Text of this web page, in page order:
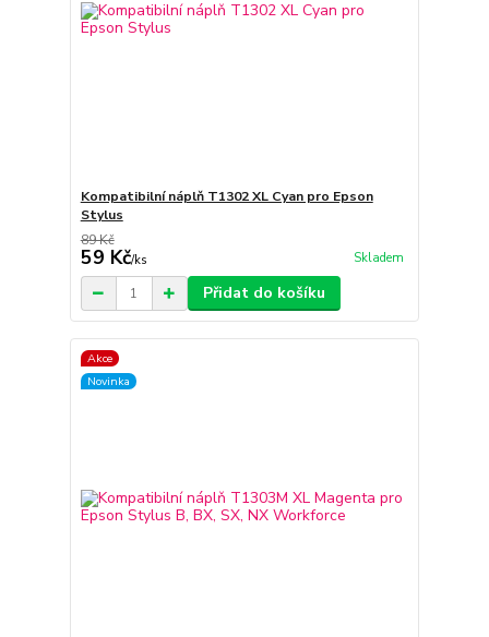
Kompatibilní náplň T1302 XL Cyan pro Epson
Stylus
89 Kč
59 Kč/ks Skladem
Přidat do košíku
Akce
Novinka